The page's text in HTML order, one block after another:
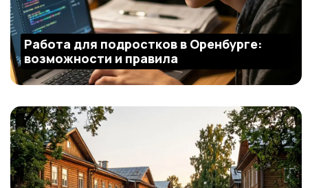
Работа для подростков в Оренбурге:
возможности и правила